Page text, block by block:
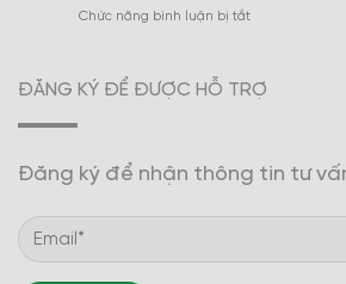
nghiệp
trở
thành
Chức năng bình luận bị tắtở
triển
hóa
Việt
ĐĂNG KÝ ĐỂ ĐƯỢC HỖ TRỢ
Đăng ký để nhận thông tin tư